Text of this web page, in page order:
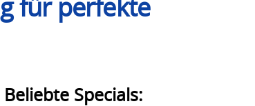
für perfekte
Beliebte Specials: